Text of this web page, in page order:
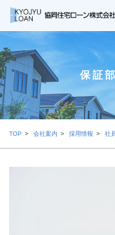
保証
TOP 会社案内 採用情報 社